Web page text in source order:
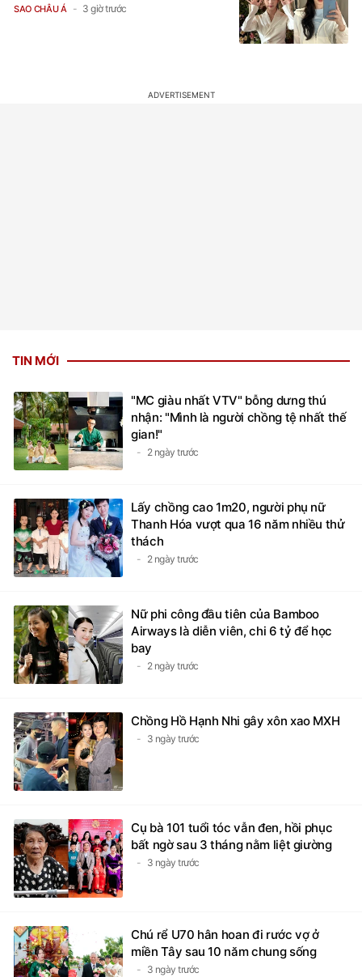
SAO CHÂU Á 3 giờ trước
TIN MỚI
"MC giàu nhất VTV" bỗng dưng thú
nhận: "Mình là người chồng tệ nhất thế
gian!"
2 ngày trước
Lấy chồng cao 1m20, người phụ nữ
Thanh Hóa vượt qua 16 năm nhiều thử
thách
2 ngày trước
Nữ phi công đầu tiên của Bamboo
Airways là diễn viên, chi 6 tỷ để học
bay
2 ngày trước
Chồng Hồ Hạnh Nhi gây xôn xao MXH
3 ngày trước
Cụ bà 101 tuổi tóc vẫn đen, hồi phục
bất ngờ sau 3 tháng nằm liệt giường
3 ngày trước
Chú rể U70 hân hoan đi rước vợ ở
miền Tây sau 10 năm chung sống
3 ngày trước